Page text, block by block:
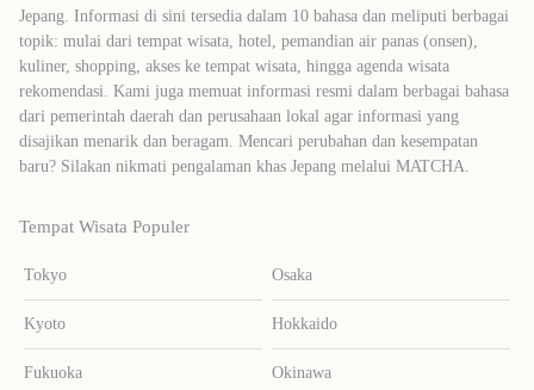
Jepang. Informasi di sini tersedia dalam 10 bahasa dan meliputi berbagai
topik: mulai dari tempat wisata, hotel, pemandian air panas (onsen),
kuliner, shopping, akses ke tempat wisata, hingga agenda wisata
rekomendasi. Kami juga memuat informasi resmi dalam berbagai bahasa
dari pemerintah daerah dan perusahaan lokal agar informasi yang
disajikan menarik dan beragam. Mencari perubahan dan kesempatan
baru? Silakan nikmati pengalaman khas Jepang melalui MATCHA.
Tempat Wisata Populer
Tokyo Osaka
Kyoto Hokkaido
Fukuoka Okinawa